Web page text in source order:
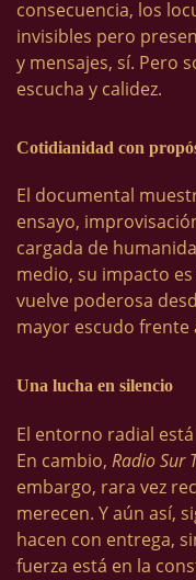
consecuencia, los
invisibles pero
y mensajes, sí. Pero
escucha y calidez.
Cotidianidad con
El documental
ensayo,
cargada de
medio, su impacto
vuelve poderosa
mayor escudo frente
Una lucha en silencio
El entorno radial
En cambio, Radio Sur
embargo, rara vez
merecen. Y aún así,
hacen con entrega,
fuerza está en la